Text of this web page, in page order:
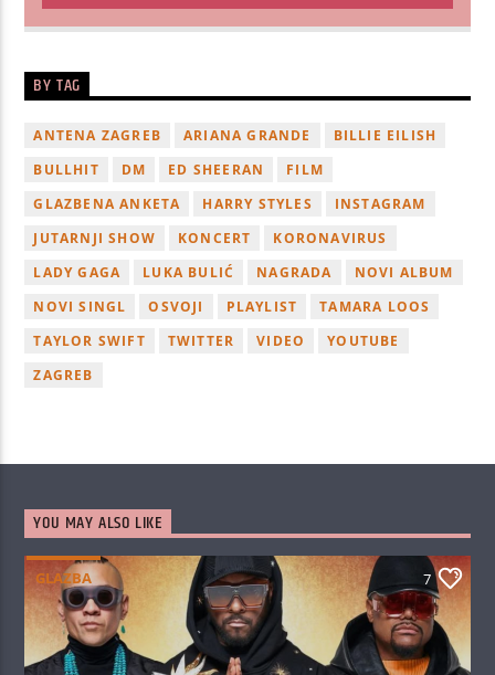
BY TAG
ANTENA ZAGREB ARIANA GRANDE
BILLIE EILISH
BULLHIT
DM ED SHEERAN
FILM
GLAZBENA ANKETA
HARRY STYLES
INSTAGRAM
JUTARNJI SHOW
KONCERT
KORONAVIRUS
LADY GAGA
LUKA BULIĆ NAGRADA
NOVI ALBUM
NOVI SINGL
OSVOJI PLAYLIST
TAMARA LOOS
TAYLOR SWIFT
TWITTER VIDEO
YOUTUBE
ZAGREB
YOU MAY ALSO LIKE
GLAZBA 7